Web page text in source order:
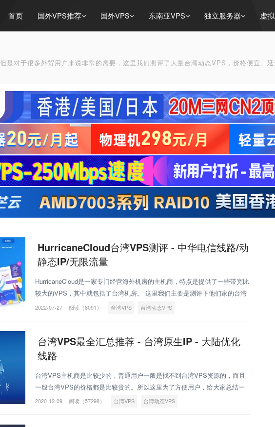
首页 国外VPS推荐 国外VPS 东南亚VPS 独立服务器 虚
是对于很多外贸用户来说非常的需要，这里我们测评了大量台湾动态VPS，价格便宜、
HurricaneCloud台湾VPS测评 - 中华电信线路/动
静态IP/无限流量
HurricaneCloud是一家专门经营海外机房的主机商，特点是提供了一些带宽比
较大的VPS，其中就包括了台湾机房。 这里我们主要是测评下他们家的台湾
VPS，有需要的可以看看。Hurr
2022-07-27 阅读（8091） 台湾VPS 台湾动态VPS
台湾VPS最全汇总推荐 - 台湾原生IP - 大陆优化
线路
台湾VPS主机商是比较少的，普通用户一般是找不到台湾VPS资源的，而且
一般台湾VPS的价格都是比较贵的。所以这里为了方便用户，给大家总结一
下目前市面上的一些台湾VPS。下面将要介绍的几款台湾VPS都是
2020-12-09 阅读（57298） 台湾VPS 台湾动态VPS